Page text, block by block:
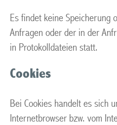
Es findet keine Speicherung
Anfragen oder der in der
in Protokolldateien statt.
Cookies
Bei Cookies handelt es sich
Internetbrowser bzw. vom